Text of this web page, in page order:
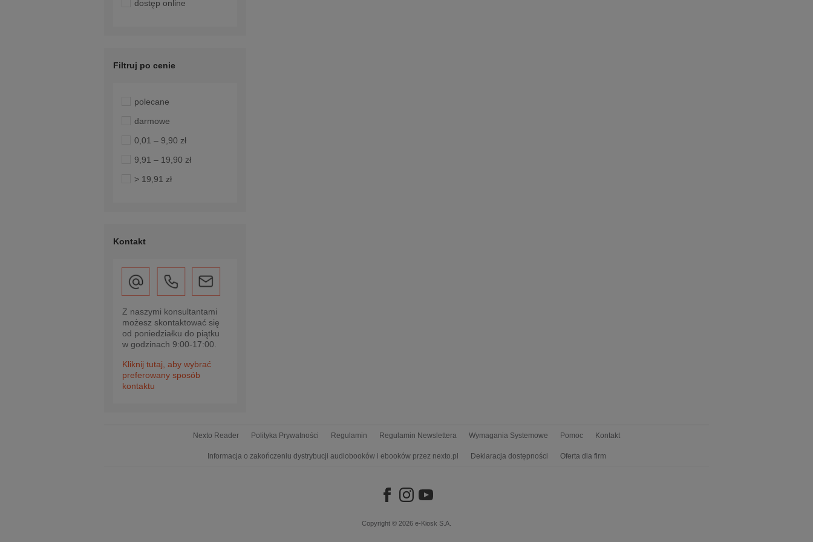
dostęp online
Filtruj po cenie
polecane
darmowe
0,01 – 9,90 zł
9,91 – 19,90 zł
> 19,91 zł
Kontakt
Z naszymi konsultantami
możesz skontaktować się
od poniedziałku do piątku
w godzinach 9:00-17:00.
Kliknij tutaj, aby wybrać
preferowany sposób
kontaktu
Nexto Reader Polityka Prywatności Regulamin Regulamin Newslettera Wymagania Systemowe Pomoc Kontakt
Informacja o zakończeniu dystrybucji audiobooków i ebooków przez nexto.pl Deklaracja dostępności Oferta dla firm
Copyright © 2026 e-Kiosk S.A.